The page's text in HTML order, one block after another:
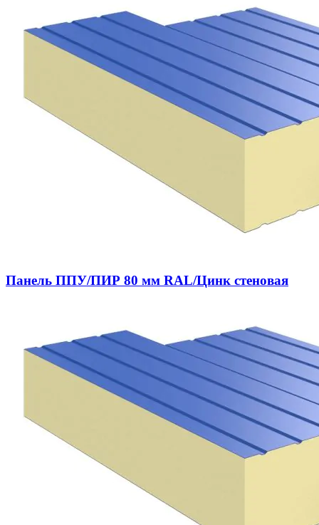
Панель ППУ/ПИР 80 мм RAL/Цинк стеновая